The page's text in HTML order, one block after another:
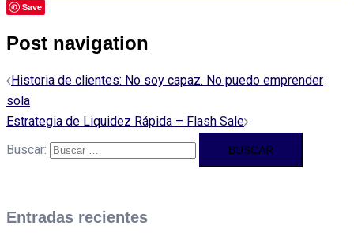
Save
Post navigation
Historia de clientes: No soy capaz. No puedo emprender
sola
Estrategia de Liquidez Rápida – Flash Sale
Buscar:
Entradas recientes